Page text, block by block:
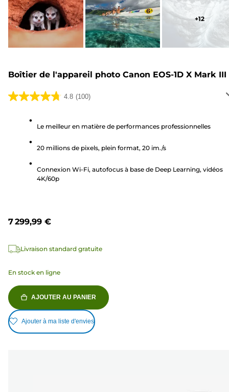
+12
Boîtier de l'appareil photo Canon EOS-1D X Mark III
4.8 (100)
4.8
étoiles.
Le meilleur en matière de performances professionnelles
20 millions de pixels, plein format, 20 im./s
Connexion Wi-Fi, autofocus à base de Deep Learning, vidéos
4K/60p
7 299,99 €
Livraison standard gratuite
En stock en ligne
AJOUTER AU PANIER
Ajouter à ma liste d'envies